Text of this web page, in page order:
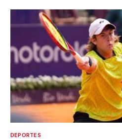
DEPORTES